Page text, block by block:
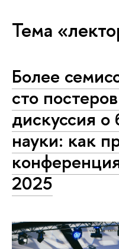
Тема
Более
сто
дискуссия
науки: как
2025